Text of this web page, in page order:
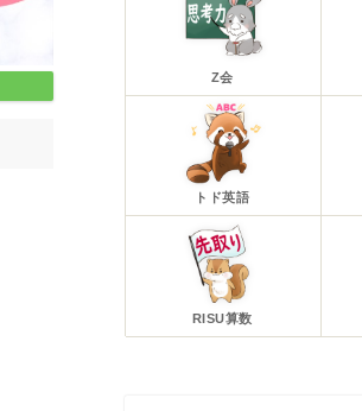
Z会
トド英語
RISU算数